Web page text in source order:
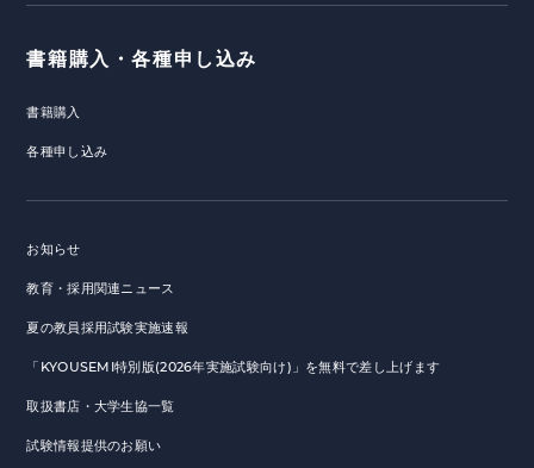
書籍購入・各種申し込み
書籍購入
各種申し込み
お知らせ
教育・採用関連ニュース
夏の教員採用試験実施速報
「KYOUSEMI特別版(2026年実施試験向け)」を無料で差し上げます
取扱書店・大学生協一覧
試験情報提供のお願い